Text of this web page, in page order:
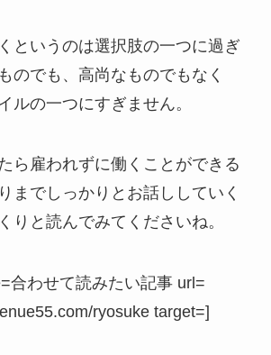
というのは選択肢の一つに過ぎ
のでも、高尚なものでもなく
ルの一つにすぎません。
ら雇われずに働くことができる
までしっかりとお話ししていく
りと読んでみてくださいね。
合わせて読みたい記事 url=
ryosuke target=]